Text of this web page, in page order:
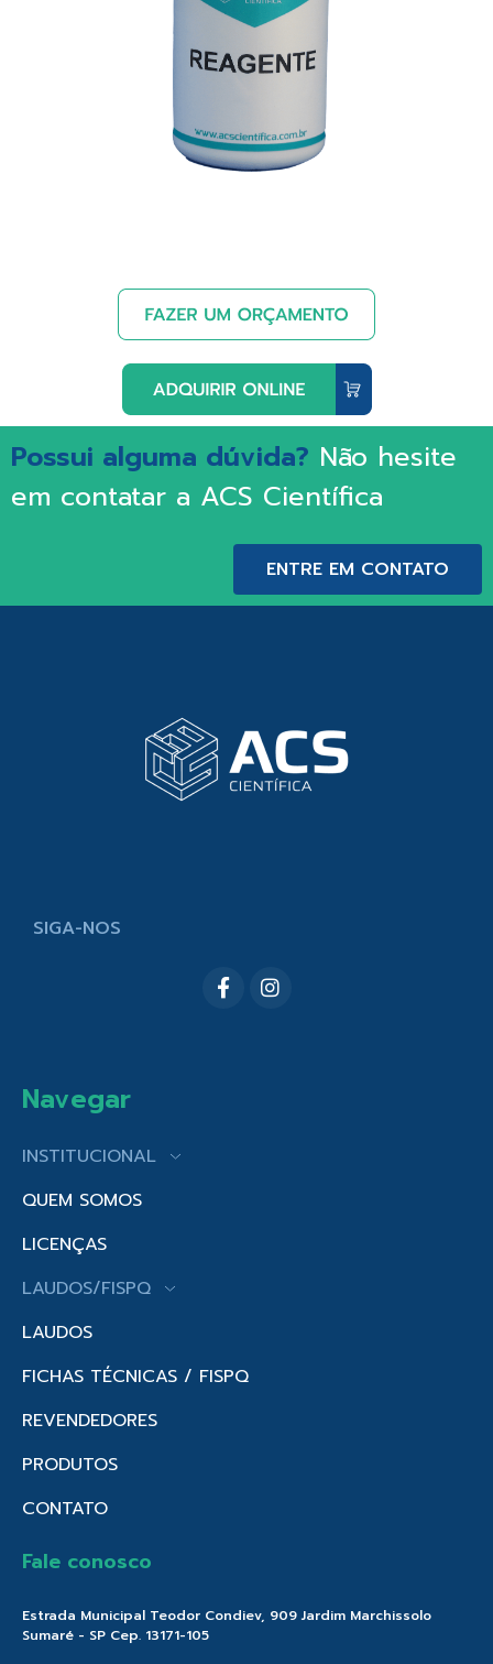
Possui alguma dúvida? Não hesite
em contatar a ACS Científica
ENTRE EM CONTATO
SIGA-NOS
Navegar
INSTITUCIONAL
QUEM SOMOS
LICENÇAS
LAUDOS/FISPQ
LAUDOS
FICHAS TÉCNICAS / FISPQ
REVENDEDORES
PRODUTOS
CONTATO
Fale conosco
Estrada Municipal Teodor Condiev, 909 Jardim Marchissolo
Sumaré - SP Cep. 13171-105